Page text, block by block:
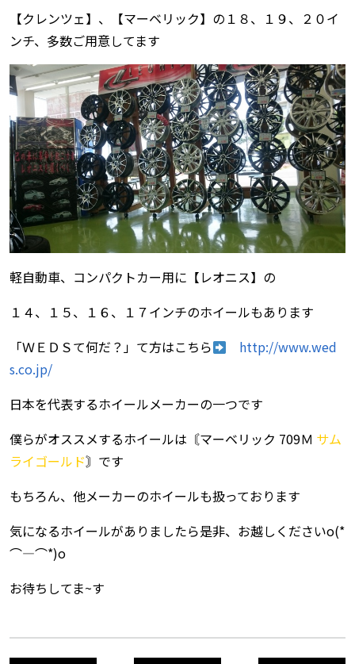
【クレンツェ】、【マーベリック】の１８、１９、２０イ
ンチ、多数ご用意してます
軽自動車、コンパクトカー用に【レオニス】の
１４、１５、１６、１７インチのホイールもあります
「ＷＥＤＳて何だ？」て方はこちら
http://www.wed
s.co.jp/
日本を代表するホイールメーカーの一つです
僕らがオススメするホイールは〘マーベリック 709Ｍ サム
ライゴールド〙です
もちろん、他メーカーのホイールも扱っております
気になるホイールがありましたら是非、お越しくださいo(*
⌒―⌒*)o
お待ちしてま~す